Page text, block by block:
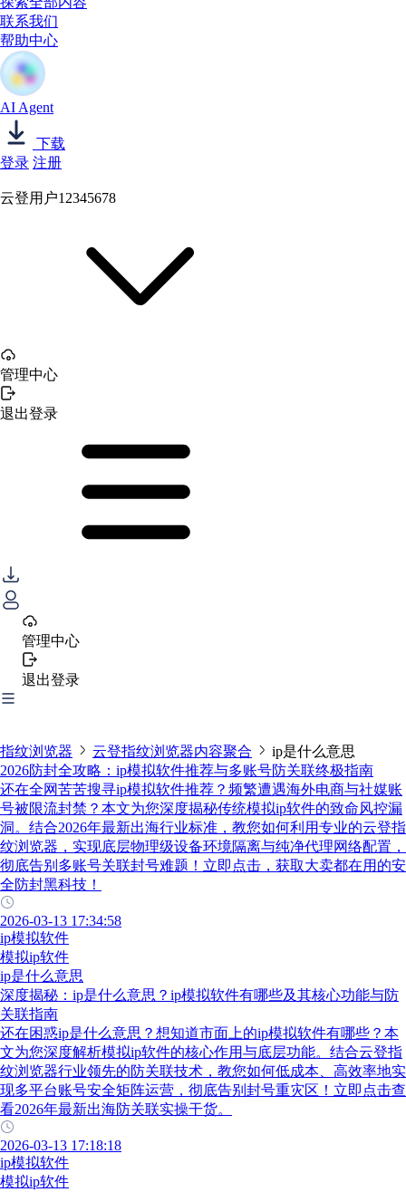
联系我们
帮助中心
AI Agent
下载
登录 注册
云登用户12345678
管理中心
退出登录
管理中心
退出登录
指纹浏览器 云登指纹浏览器内容聚合
ip是什么意思
2026防封全攻略：ip模拟软件推荐与多账号防关联终极指南
还在全网苦苦搜寻ip模拟软件推荐？频繁遭遇海外电商与社媒账
号被限流封禁？本文为您深度揭秘传统模拟ip软件的致命风控漏
洞。结合2026年最新出海行业标准，教您如何利用专业的云登指
纹浏览器，实现底层物理级设备环境隔离与纯净代理网络配置，
彻底告别多账号关联封号难题！立即点击，获取大卖都在用的安
全防封黑科技！
2026-03-13 17:34:58
ip模拟软件
模拟ip软件
ip是什么意思
深度揭秘：ip是什么意思？ip模拟软件有哪些及其核心功能与防
关联指南
还在困惑ip是什么意思？想知道市面上的ip模拟软件有哪些？本
文为您深度解析模拟ip软件的核心作用与底层功能。结合云登指
纹浏览器行业领先的防关联技术，教您如何低成本、高效率地实
现多平台账号安全矩阵运营，彻底告别封号重灾区！立即点击查
看2026年最新出海防关联实操干货。
2026-03-13 17:18:18
ip模拟软件
模拟ip软件